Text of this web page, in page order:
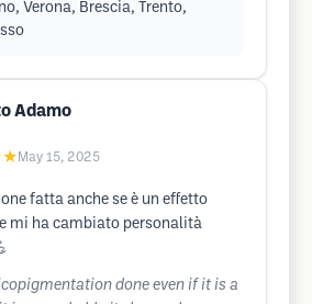
Verona, Brescia, Trento,
Adamo
May 15, 2025
fatta anche se è un effetto
mi ha cambiato personalità
done even if it is a